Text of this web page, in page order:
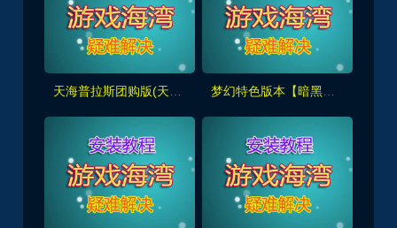
天海普拉斯团购版(天元第四版),仿官复古互通端,一键组队+带全套源码+局域外网教程 梦幻特色版本【暗黑西游】暗黑副本-大陆-神器-称号等众多新鲜玩法，带全套源码及外网架设教程